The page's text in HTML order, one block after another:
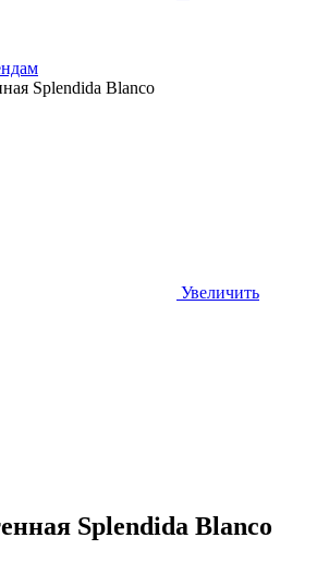
Splendida Blanco
Увеличить
Splendida Blanco